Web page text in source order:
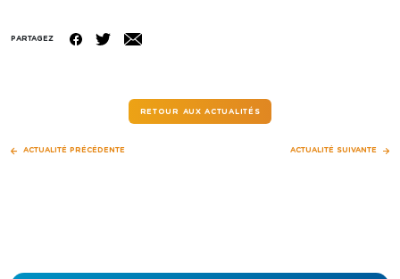
PARTAGEZ
RETOUR AUX ACTUALITÉS
Navigation
ACTUALITÉ PRÉCÉDENTE ACTUALITÉ SUIVANTE